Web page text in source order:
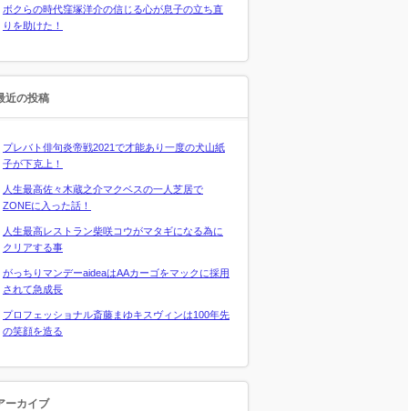
ボクらの時代窪塚洋介の信じる心が息子の立ち直
りを助けた！
近の投稿
プレバト俳句炎帝戦2021で才能あり一度の犬山紙
子が下克上！
人生最高佐々木蔵之介マクベスの一人芝居で
ZONEに入った話！
人生最高レストラン柴咲コウがマタギになる為に
クリアする事
がっちりマンデーaideaはAAカーゴをマックに採用
されて急成長
プロフェッショナル斎藤まゆキスヴィンは100年先
の笑顔を造る
ーカイブ